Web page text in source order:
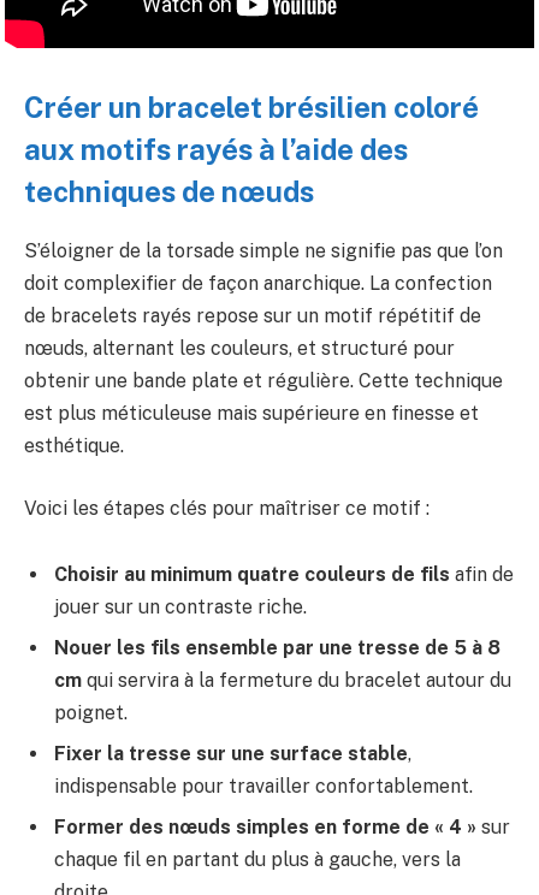
Créer un bracelet brésilien coloré
aux motifs rayés à l’aide des
techniques de nœuds
S’éloigner de la torsade simple ne signifie pas que l’on
doit complexifier de façon anarchique. La confection
de bracelets rayés repose sur un motif répétitif de
nœuds, alternant les couleurs, et structuré pour
obtenir une bande plate et régulière. Cette technique
est plus méticuleuse mais supérieure en finesse et
esthétique.
Voici les étapes clés pour maîtriser ce motif :
Choisir au minimum quatre couleurs de fils afin de
jouer sur un contraste riche.
Nouer les fils ensemble par une tresse de 5 à 8
cm qui servira à la fermeture du bracelet autour du
poignet.
Fixer la tresse sur une surface stable,
indispensable pour travailler confortablement.
Former des nœuds simples en forme de « 4 » sur
chaque fil en partant du plus à gauche, vers la